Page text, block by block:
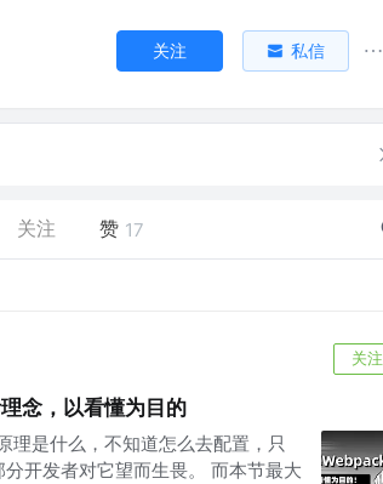
关注 私信
关注 赞 17
关注
念，以看懂为目的
理是什么，不知道怎么去配置，只
开发者对它望而生畏。 而本节最大